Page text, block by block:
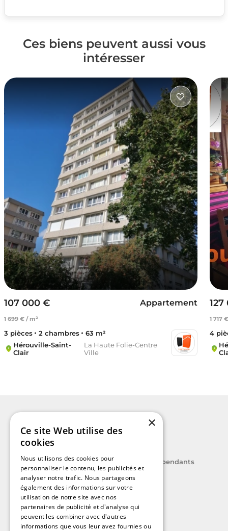
Ces biens peuvent aussi vous
intéresser
107 000 €
1 699 € / m²
Appartement
3 pièces 2 chambres
63 m²
Hérouville-Saint-
Clair
La Haute Folie-Centre
Ville
1 717
4
Le label des agents immobiliers indépendants
A découvrir
×
Ce site Web utilise des
cookies
Nous utilisons des cookies pour
personnaliser le contenu, les publicités et
analyser notre trafic. Nous partageons
également des informations sur votre
utilisation de notre site avec nos
partenaires de publicité et d'analyse qui
peuvent les combiner avec d'autres
informations que vous leur avez fournies ou